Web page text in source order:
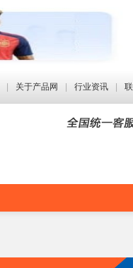
关于产品网 行业资讯